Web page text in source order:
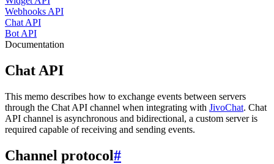
Webhooks API
Chat API
Bot API
Documentation
Chat API
This memo describes how to exchange events between servers
through the Chat API channel when integrating with JivoChat. Chat
API channel is asynchronous and bidirectional, a custom server is
required capable of receiving and sending events.
Channel protocol#